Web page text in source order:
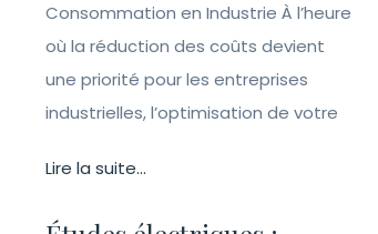
Consommation en Industrie À l’heure
où la réduction des coûts devient
une priorité pour les entreprises
industrielles, l’optimisation de votre
Lire la suite...